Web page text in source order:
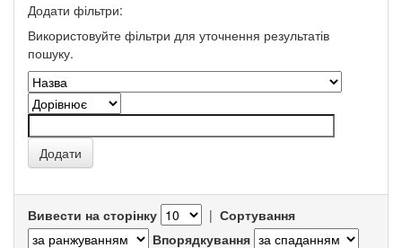
Додати фільтри:
Використовуйте фільтри для уточнення результатів
пошуку.
Вивести на сторінку | Сортування
Впорядкування